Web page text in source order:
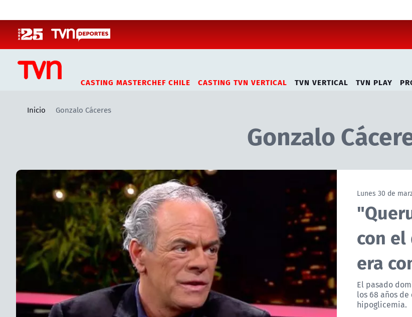
CASTING MASTERCHEF CHILE CASTING TVN VERTICAL TVN VERTICAL TVN PLAY
Inicio Gonzalo Cáceres
Gonzalo
Artículos relacionados con Gonzalo Cáceres
Lunes 30 de
con el
era
El pasado
los 68 años
hipoglicemia.